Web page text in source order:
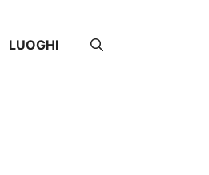
LUOGHI